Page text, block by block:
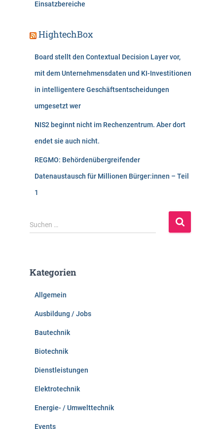
Einsatzbereiche
HightechBox
Board stellt den Contextual Decision Layer vor,
mit dem Unternehmensdaten und KI-Investitionen
in intelligentere Geschäftsentscheidungen
umgesetzt wer
NIS2 beginnt nicht im Rechenzentrum. Aber dort
endet sie auch nicht.
REGMO: Behördenübergreifender
Datenaustausch für Millionen Bürger:innen – Teil
1
S
u
n
Suchen …
Kategorien
Allgemein
Ausbildung / Jobs
Bautechnik
Biotechnik
Dienstleistungen
Elektrotechnik
Energie- / Umwelttechnik
Events